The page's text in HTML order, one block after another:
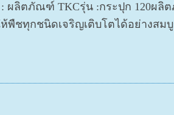
: ผลิตภัณฑ์ TKCรุ่น :กระปุก 120ผ
พืชทุกชนิดเจริญเติบโตได้อย่างสม